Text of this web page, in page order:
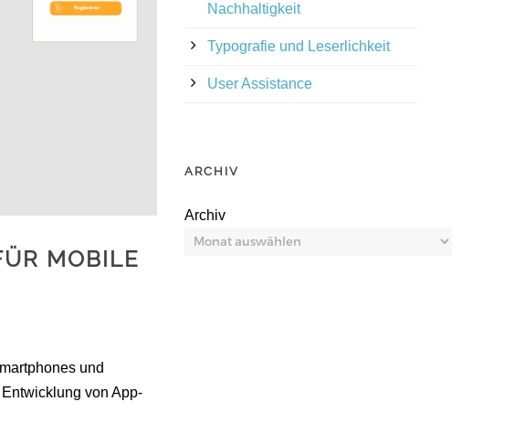
MOBILE
und
von App-
Nachhaltigkeit
Typografie und Leserlichkeit
User Assistance
ARCHIV
Archiv